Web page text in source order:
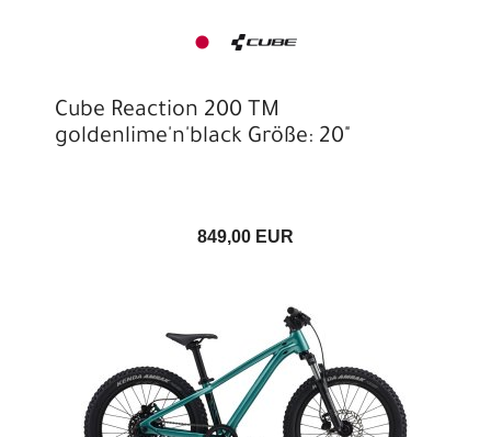
Cube Reaction 200 TM
goldenlime'n'black Größe: 20"
849,00 EUR